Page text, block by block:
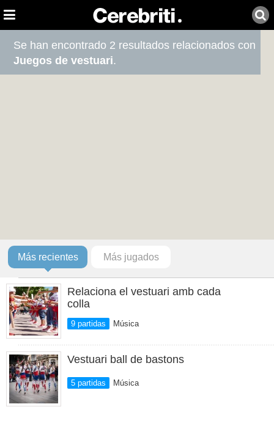
Se han encontrado 2 resultados relacionados con
Juegos de vestuari.
Más recientes Más jugados
Relaciona el vestuari amb cada
colla
9 partidas Música
Vestuari ball de bastons
5 partidas Música